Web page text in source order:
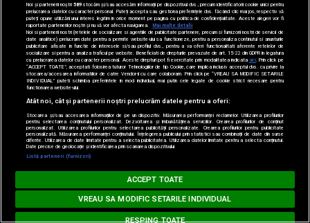
FollowInstagram
SubscribeYouTube
Loading...
BARĂ LA BARĂ
www.radioimpuls.ro
Noi și partenerii noștri589stocăm și/sau accesăm informații pe dispozitivul dvs., precum identificatorii cookie unici pentru
prelucrarea datelor cu caracter personal. Puteți accepta sau gestiona preferințele dvs. făcând clic mai jos, respectiv vă
puteți opune utilizării unui interes legitim în orice moment pe pagina cu politica de confidențialitate. Aceste alegeri vor fi
raportate partenerilor noștri și nu vă vor afecta navigarea.
Mai multe detalii
Noi si partenerii nostri (retelele de socializare si agentiile de publicitate partenere, precum si furnizorii nostri de servicii de
date analitice) prelucram date pentru a permite website-ului sa functioneze, pentru a personaliza continutul si anunturile
publicitare afisate in functie de interesele si/sau profilul dvs., pentru a va oferi functionalitati aferente retelelor de
socializare si pentru a analiza traficul pe website. Beneficiati de drepturile prevazute de art. 15-22 din GDPR in legatura
cu prelucrarea datelor cu caracter personal. Aceste drepturi pot fi exercitate prin modalitatea indicataaici . Prin click pe
“ACCEPT TOATE”, acceptati folosirea tuturor Tehnologiilor de tip Cookie, care implica inclusiv acceptul dvs. cu privire la
stocarea/accesarea informatiilor de catre Vendor-ii cu care colaboram. Prin click pe “VREAU SA MODIFIC SETARILE
INDIVIDUAL” puteti schimba preferintele in mod individual, mai putin cele legate de cookie strict necesare pentru
functionarea website-ului.
Atât noi, cât și partenerii noștri prelucrăm datele pentru a oferi:
Stocarea și/sau accesarea informațiilor de pe un dispozitiv. Măsurarea performanței reclamelor. Utilizarea profilurilor
pentru selectarea conținutului personalizat. Dezvoltarea și îmbunătățirea serviciilor. Crearea profilurilor de conținut
personalizat. Utilizarea profilurilor pentru selectarea publicității personalizate. Crearea profilurilor pentru publicitate
personalizată. Măsurarea performanței conținutului. Înțelegerea publicului prin statistici sau combinații de date din surse
diferite. Utilizarea de date limitate pentru a selecta publicitatea. Utilizarea datelor limitate pentru a selecta conținutul.
Date precise de geolocație și identificarea prin scanarea dispozitivului.
Listă parteneri (furnizori)
ACCEPT TOATE
RESPING TOATE
VREAU SA MODIFIC SETARILE INDIVIDUAL